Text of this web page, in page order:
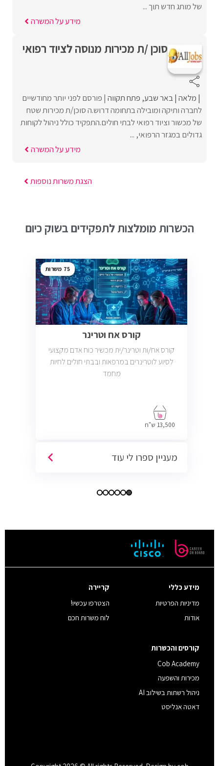
של מותג חדש תוך ...
מידע על המשרה
סוכן /ת מכירות מנוסה לציוד רפואי
מלאה באר שבע פתח תקווה פורסם לפני יותר מחודשיים
לחברה ותיקה ומובילה בתחומה דרוש.ה סוכן/ת מכירות שטח
של מכשור וציוד רפואי לבתי חולים.התפקיד כולל ניהול לקוחות
גדולים במגזר הרפואי, ...
מידע על המשרה
הצגת משרות נוספות
הכשרות מומלצות לתפקידים בשוק כיום
75
קורס אח וטרינר
קורס אח/ות וטרינר/ית מכשיר כוח אדם מקצועי
לסיוע לוטרינרים במרפאות ובבתי חולים לחיות
מחמד
13,500 ש"ח
מעניין ספרו לי עוד
מידע כללי
מדיניות הפרטיות
אודות
קריירה
הצטרפו עכשיו!
לוח משרות חכם
קורסים והכשרות
Cob Academy
מכירות והשפעה
ניהול רשתות בשילוב AI
דאטה אנליסט